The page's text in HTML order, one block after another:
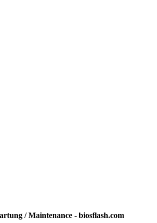
/ Maintenance - biosflash.com